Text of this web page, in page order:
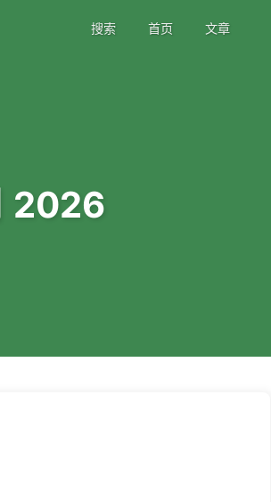
搜索 首页 文章
2026